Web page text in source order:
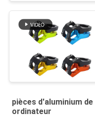
pièces d'aluminium
ordinateur